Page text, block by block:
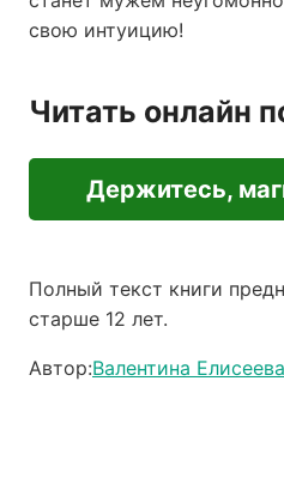
свою интуицию!
Читать онлайн
Держитесь,
Полный текст книги
старше 12 лет.
Автор:Валентина Елисеева